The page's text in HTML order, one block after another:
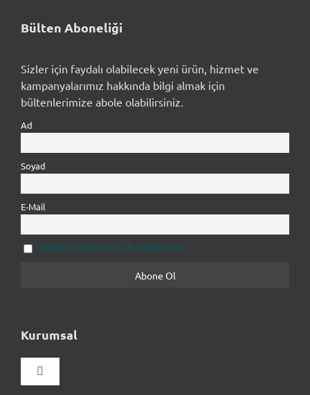
Bülten Aboneliği
Sizler için faydalı olabilecek yeni ürün, hizmet ve
kampanyalarımız hakkında bilgi almak için
bültenlerimize abole olabilirsiniz.
Ad
Soyad
E-Mail
Gizlilik kurallarınızı kabul ediyorum.
Kurumsal
Gezinmeyi